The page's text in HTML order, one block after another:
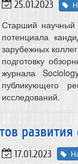
25.01.2023
Старший научный
потенциала
зарубежных
подготовку
журнала
публикующего
исследований.
17.01.2023